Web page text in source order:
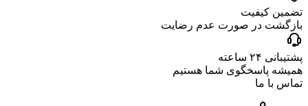
تضمین کیفیت
بازگشت در صورت عدم رضایت
پشتیبانی ۲۴ ساعته
همیشه پاسخگوی شما هستیم
تماس با ما